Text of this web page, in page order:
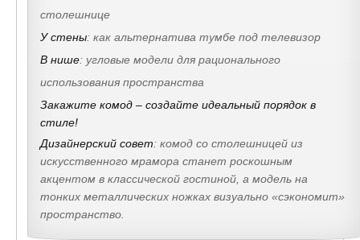
столешнице
У стены: как альтернатива тумбе под телевизор
В нише: угловые модели для рационального
использования пространства
Закажите комод – создайте идеальный порядок в
стиле!
Дизайнерский совет: комод со столешницей из
искусственного мрамора станет роскошным
акцентом в классической гостиной, а модель на
тонких металлических ножках визуально «сэкономит»
пространство.